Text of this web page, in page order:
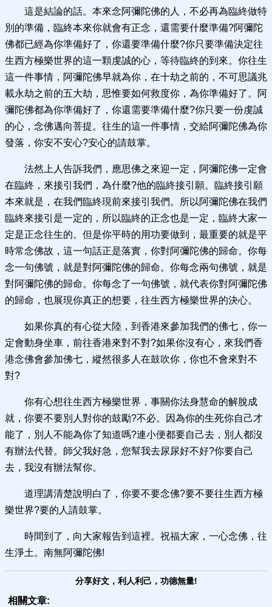
這是結論的話。本來念阿彌陀佛的人，不必再為臨終做特
別的準備，臨終本來你就會有正念，還需要什麼準備?阿彌陀
佛都已經為你準備好了，你還要準備什麼?你只要準備決定往
生西方極樂世界的這一顆虔誠的心，等待臨終的到來。你往生
這一件事情，阿彌陀佛早就為你，在十劫之前的，不可思議兆
載永劫之前的五大劫，思惟要如何救度你，為你準備好了。阿
彌陀佛都為你準備好了，你還需要準備什麼?你只要一份虔誠
的心，念佛邁向菩提。往生的這一件事情，交給阿彌陀佛為你
發落，你安不安心?安心的請鼓掌。
法然上人告訴我們，應思佛之來迎一定，阿彌陀佛一定會
在臨終，來接引我們，為什麼?他的臨終接引願。臨終接引願
本來就是，在我們臨終現前來接引我們。所以阿彌陀佛在我們
臨終來接引是一定的，所以臨終的正念也是一定，臨終大家一
定是正念往生的。但是你平時的用功要做到，最重要的就是平
時常念佛故，這一句話正是落實，你對阿彌陀佛的歸命。你每
念一句佛號，就是對阿彌陀佛的歸命。你每念兩句佛號，就是
對阿彌陀佛的歸命。你每念了一句佛號，就代表你對阿彌陀佛
的歸命，也展現你真正的想要，往生西方極樂世界的決心。
如果你真的有心從大陸，到香港來參加我們的佛七，你一
定會動身坐車，前往香港來對不對?如果你沒有心，來我們香
港念佛會參加佛七，縱然很多人在鼓吹你，你也不會來對不
對?
你有心想往生西方極樂世界，事關你法身慧命的解脫成
就，你要不要別人對你的鼓勵?不必。因為你的生死你自己才
能了，別人不能為你了知道嗎?連小便都要自己去，別人都沒
有辦法代替。師父我好急，您幫我去尿尿好不好?你要自己
去，我沒有辦法幫你。
道理講清楚說明白了，你要不要念佛?要不要往生西方極
樂世界?要的人請鼓掌。
時間到了，向大家報告到這裡。祝福大家，一心念佛，往
生淨土。南無阿彌陀佛!
分享好文，利人利己，功德無量!
相關文章: